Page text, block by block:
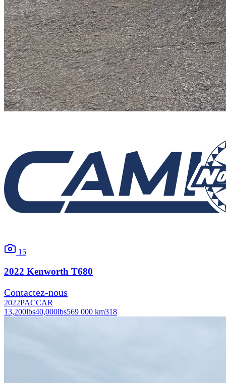
15
2022 Kenworth T680
Contactez-nous
2022PACCAR
13,200lbs40,000lbs569 000 km318